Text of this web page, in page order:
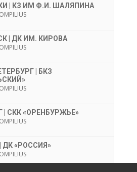
| КЗ ИМ Ф.И. ШАЛЯПИНА
| ДК ИМ. КИРОВА
| БКЗ
| СКК «ОРЕНБУРЖЬЕ»
ДК «РОССИЯ»